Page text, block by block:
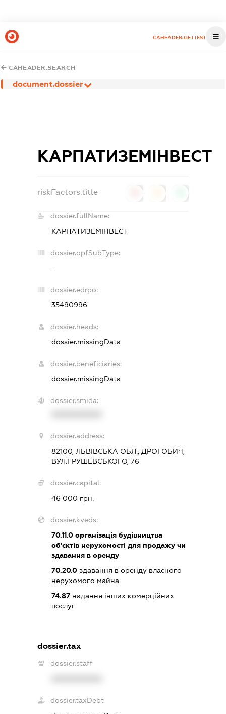
CAHEADER.GETTEST
CAHEADER.SEARCH
document.dossier
КАРПАТИЗЕМІНВЕСТ
riskFactors.title
dossier.fullName:
КАРПАТИЗЕМІНВЕСТ
dossier.opfSubType:
-
dossier.edrpo:
35490996
dossier.heads:
dossier.missingData
dossier.beneficiaries:
dossier.missingData
dossier.smida:
dossier.address:
82100, ЛЬВІВСЬКА ОБЛ., ДРОГОБИЧ,
ВУЛ.ГРУШЕВСЬКОГО, 76
dossier.capital:
46 000 грн.
dossier.kveds:
70.11.0організація будівництва
об'єктів нерухомості для продажу чи
здавання в оренду
70.20.0здавання в оренду власного
нерухомого майна
74.87надання інших комерційних
послуг
dossier.tax
dossier.staff
dossier.taxDebt